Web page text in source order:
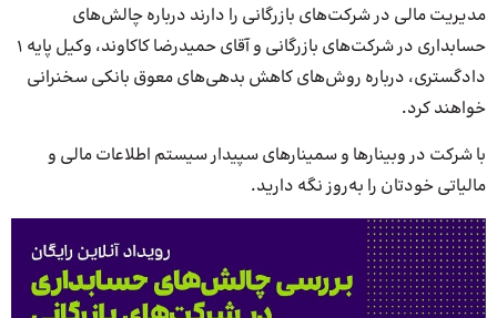
مدیریت مالی در شرکت‌های بازرگانی را دارند درباره چالش‌های
حسابداری در شرکت‌های بازرگانی و آقای حمیدرضا کاکاوند، وکیل پایه 1
دادگستری، درباره روش‌های کاهش بدهی‌های معوق بانکی سخنرانی
خواهند کرد.
با شرکت در وبینارها و سمینارهای سپیدار سیستم اطلاعات مالی و
مالیاتی خودتان را به‌روز نگه دارید.